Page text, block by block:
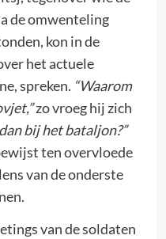
de omwenteling
kon in de
het actuele
spreken. “Waarom
zo vroeg hij zich
bij het bataljon?”
ten overvloede
van de onderste
van de soldaten